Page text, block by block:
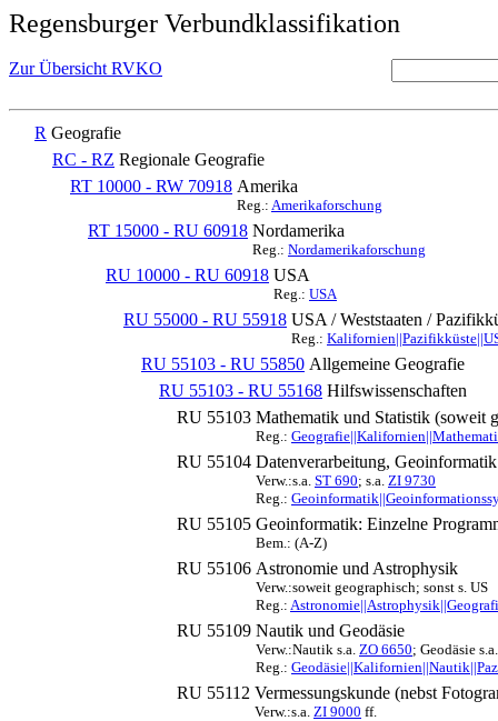
Regensburger Verbundklassifikation
Zur Übersicht RVKO
R Geografie
RC - RZ Regionale Geografie
RT 10000 - RW 70918 Amerika
Reg.: Amerikaforschung
RT 15000 - RU 60918 Nordamerika
Reg.: Nordamerikaforschung
RU 10000 - RU 60918 USA
Reg.: USA
RU 55000 - RU 55918 USA / Weststaaten /
Reg.:
RU 55103 - RU 55850 Allgemeine Geografie
RU 55103 - RU 55168 Hilfswissenschaften
RU 55103 Mathematik und Statistik (soweit
Reg.:
RU 55104 Datenverarbeitung, Geoinformatik
Verw.:s.a. ST 690; s.a. ZI 9730
Reg.:
RU 55105 Geoinformatik: Einzelne
Bem.: (A-Z)
RU 55106 Astronomie und Astrophysik
Verw.:soweit geographisch; sonst s. US
Reg.:
RU 55109 Nautik und Geodäsie
Verw.:Nautik s.a. ZO 6650; Geodäsie
Reg.:
RU 55112 Vermessungskunde (nebst
Verw.:s.a. ZI 9000 ff.